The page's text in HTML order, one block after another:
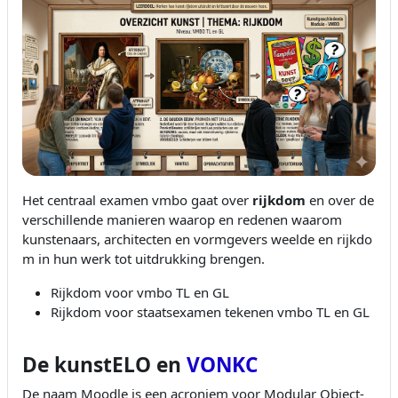
Het centraal examen vmbo gaat over rijkdom en over de
verschillende manieren waarop en redenen waarom
kunstenaars, architecten en vormgevers weelde en rijkdo
m in hun werk tot uitdrukking brengen.
Rijkdom voor vmbo TL en GL
Rijkdom voor staatsexamen tekenen vmbo TL en GL
De kunstELO en VONKC
De naam Moodle is een acroniem voor Modular Object-